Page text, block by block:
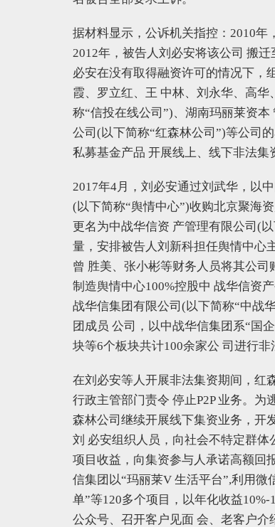
据材料显示，公诉机关指控：2010年
2012年，被告人刘必安将该公司 搬
必安在没有取得融资许可的情况下，
霞、罗立红、王 中林、刘永华、高
称“信投在线公司”)、湖南玛丽莱资
公司(以下简称“红森林公司”)等公司
私募基金产品 开展线上、线下非法集
2017年4月，刘必安通过刘武华，以
(以下简称“舆情中心”)收购北京聚海
更名为中战华信资 产管理有限公司(
量，安排被告人刘新科担任舆情中心
曾 胜美、张小彬等财务人员将其公司
制造舆情中心100%控股中 战华信资
战华信集团有限公司(以下简称“中战
团成员 公司，以中战华信集团系“国
块等6个板块共计100余家公 司进行非
在刘必安等人开展非法集资期间，红
行政主管部门责令 停止P2P 业务。
森林公司继续开展线下集资业务，开
刘 必安组织人员，向社会不特定群体
项目收益，向集资参与人承诺高额回
信集团以“玛丽莱V 生活平台”,利用
单”等120多个项目，以年化收益
公众号、召开客户见面 会、老客户